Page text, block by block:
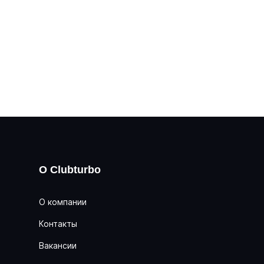
О Clubturbo
О компании
Контакты
Вакансии